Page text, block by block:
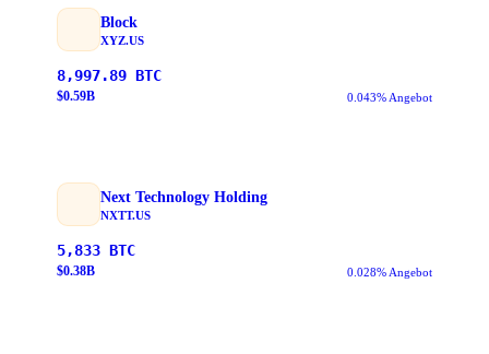
Block
XYZ.US
8,997.89 BTC
$0.59B 0.043% Angebot
Next Technology Holding
NXTT.US
5,833 BTC
$0.38B 0.028% Angebot